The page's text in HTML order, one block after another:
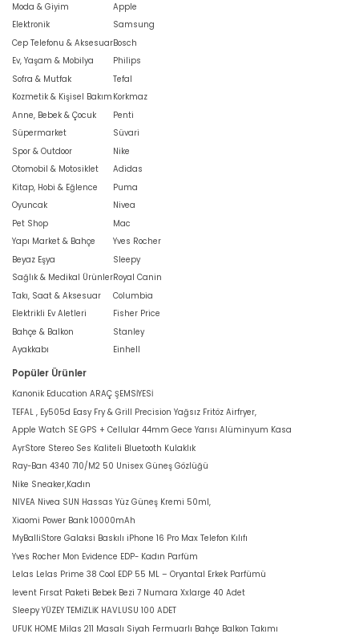
Moda & Giyim
Elektronik
Cep Telefonu & Aksesuar
Ev, Yaşam & Mobilya
Sofra & Mutfak
Kozmetik & Kişisel Bakım
Anne, Bebek & Çocuk
Süpermarket
Spor & Outdoor
Otomobil & Motosiklet
Kitap, Hobi & Eğlence
Oyuncak
Pet Shop
Yapı Market & Bahçe
Beyaz Eşya
Sağlık & Medikal Ürünler
Takı, Saat & Aksesuar
Elektrikli Ev Aletleri
Bahçe & Balkon
Ayakkabı
Apple
Samsung
Bosch
Philips
Tefal
Korkmaz
Penti
Süvari
Nike
Adidas
Puma
Nivea
Mac
Yves Rocher
Sleepy
Royal Canin
Columbia
Fisher Price
Stanley
Einhell
Popüler Ürünler
Kanonik Education ARAÇ ŞEMSİYESİ
TEFAL , Ey505d Easy Fry & Grill Precision Yağsız Fritöz Airfryer,
Apple Watch SE GPS + Cellular 44mm Gece Yarısı Alüminyum Kasa
AyrStore Stereo Ses Kaliteli Bluetooth Kulaklık
Ray-Ban 4340 710/M2 50 Unisex Güneş Gözlüğü
Nike Sneaker,Kadın
NIVEA Nivea SUN Hassas Yüz Güneş Kremi 50ml,
Xiaomi Power Bank 10000mAh
MyBalliStore Galaksi Baskılı iPhone 16 Pro Max Telefon Kılıfı
Yves Rocher Mon Evidence EDP- Kadın Parfüm
Lelas Lelas Prime 38 Cool EDP 55 ML – Oryantal Erkek Parfümü
levent Fırsat Paketi Bebek Bezi 7 Numara Xxlarge 40 Adet
Sleepy YÜZEY TEMİZLİK HAVLUSU 100 ADET
UFUK HOME Milas 211 Masalı Siyah Fermuarlı Bahçe Balkon Takımı